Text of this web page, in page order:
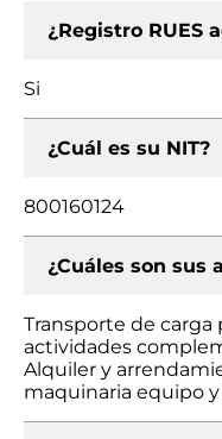
¿Registro RUES
Si
¿Cuál es su NIT?
800160124
¿Cuáles son sus
Transporte de carga
actividades
Alquiler y
maquinaria equipo